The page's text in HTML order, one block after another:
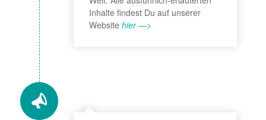
Inhalte findest Du auf unserer
Website hier —>